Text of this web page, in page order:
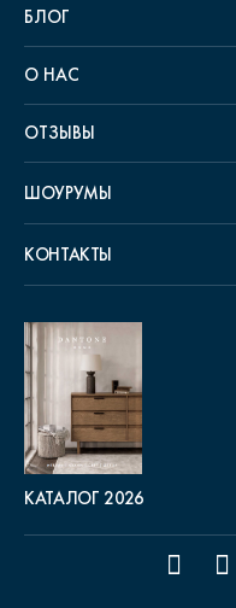
БЛОГ
О НАС
ОТЗЫВЫ
ШОУРУМЫ
КОНТАКТЫ
КАТАЛОГ 2026